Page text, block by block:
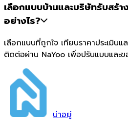
เลือกแบบบ้านและบริษัทรับสร้า
อย่างไร?
เลือกแบบที่ถูกใจ เทียบราคาประเมิน
ติดต่อผ่าน NaYoo เพื่อปรับแบบและข
น่าอยู่